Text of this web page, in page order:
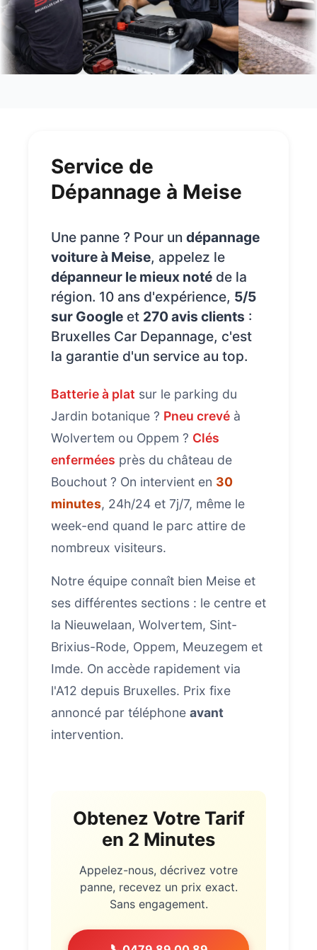
Service de
Dépannage à Meise
Une panne ? Pour un dépannage
voiture à Meise, appelez le
dépanneur le mieux noté de la
région. 10 ans d'expérience, 5/5
sur Google et 270 avis clients :
Bruxelles Car Depannage, c'est
la garantie d'un service au top.
Batterie à plat sur le parking du
Jardin botanique ? Pneu crevé à
Wolvertem ou Oppem ? Clés
enfermées près du château de
Bouchout ? On intervient en 30
minutes, 24h/24 et 7j/7, même le
week-end quand le parc attire de
nombreux visiteurs.
Notre équipe connaît bien Meise et
ses différentes sections : le centre et
la Nieuwelaan, Wolvertem, Sint-
Brixius-Rode, Oppem, Meuzegem et
Imde. On accède rapidement via
l'A12 depuis Bruxelles. Prix fixe
annoncé par téléphone avant
intervention.
Obtenez Votre Tarif
en 2 Minutes
Appelez-nous, décrivez votre
panne, recevez un prix exact.
Sans engagement.